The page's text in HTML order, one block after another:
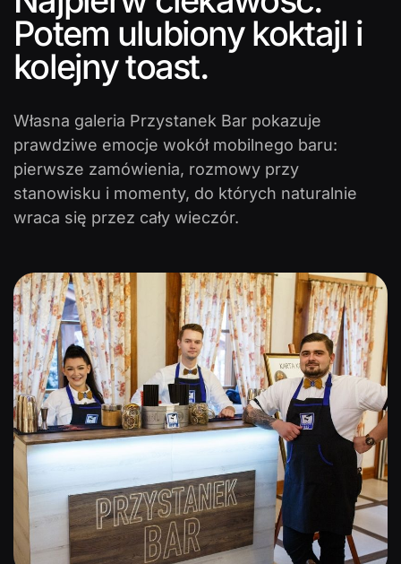
Potem ulubiony koktajl i
kolejny toast.
Własna galeria Przystanek Bar pokazuje
prawdziwe emocje wokół mobilnego baru:
pierwsze zamówienia, rozmowy przy
stanowisku i momenty, do których naturalnie
wraca się przez cały wieczór.